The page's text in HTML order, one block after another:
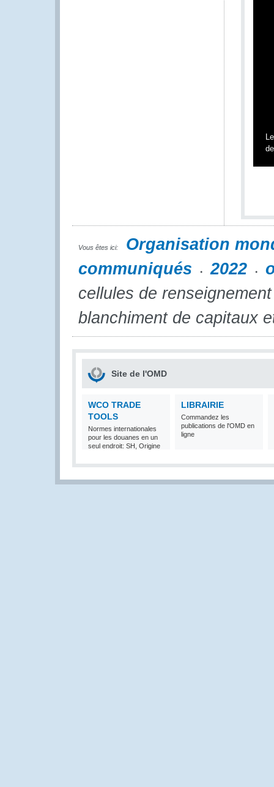
Vous êtes ici:
Organisation
communiqués
2022
cellules de
blanchiment de capitaux
Site de l'OMD
WCO TRADE
TOOLS
Normes internationales
pour les douanes en un
seul endroit: SH, Origine
LIBRAIRIE
Commandez les
publications de l'OMD en
ligne